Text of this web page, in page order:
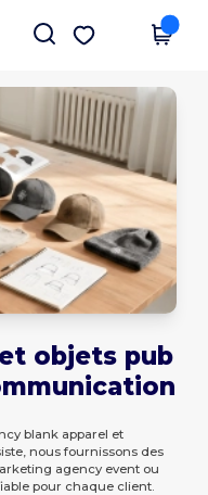
Obtenir l'appli
objets pub
blank apparel et
nous fournissons des
agency event ou
pour chaque client.